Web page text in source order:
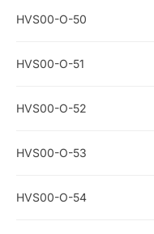
HVS00-O-50
HVS00-O-51
HVS00-O-52
HVS00-O-53
HVS00-O-54